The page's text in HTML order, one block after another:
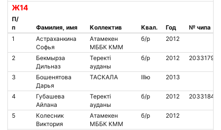
Ж14
П/
п
Фамилия, имя Коллектив Квал. Год
№ чипа
1
Астраханкина
Софья
Атамекен
МББК КММ
б/р 2012
2
Бекмырза
Дильназ
Теректі
ауданы
б/р 2012 2033179
3
Бошенятова
Дарья
ТАСКАЛА IIIю 2013
4
Губашева
Айлана
Теректі
ауданы
б/р 2012 2033184
5
Колесник
Виктория
Атамекен
МББК КММ
б/р 2012